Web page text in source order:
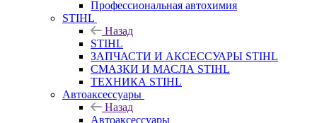
Профессиональная автохимия
STIHL
Назад
STIHL
ЗАПЧАСТИ И АКСЕССУАРЫ STIHL
СМАЗКИ И МАСЛА STIHL
ТЕХНИКА STIHL
Автоаксессуары
Назад
Автоаксессуары